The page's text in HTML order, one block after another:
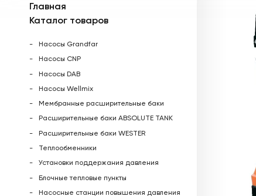
Главная
Каталог товаров
Насосы Grandfar
Насосы CNP
Насосы DAB
Насосы Wellmix
Мембранные расширительные баки
Расширительные баки ABSOLUTE TANK
Расширительные баки WESTER
Теплообменники
Установки поддержания давления
Блочные тепловые пункты
Насосные станции повышения давления